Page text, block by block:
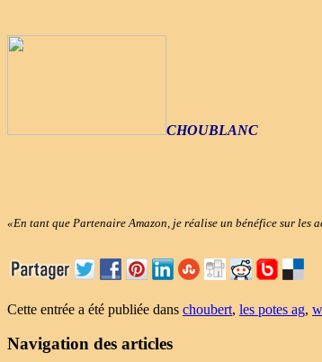
CHOUBLANC
«En tant que Partenaire Amazon, je réalise un bénéfice sur les
Cette entrée a été publiée dans choubert, les potes ag,
Navigation des articles